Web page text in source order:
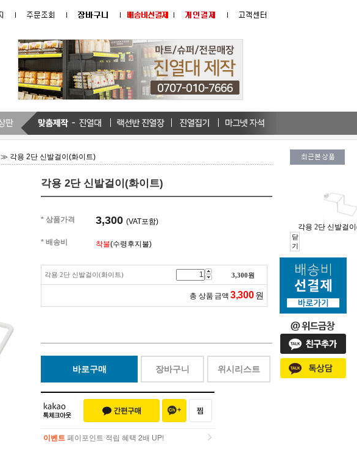
각용 2단 신발걸
닫
기
≫ 각용 2단 신발걸이(화이트)
각용 2단 신발걸이(화이트)
* 상품가격 3,300 (VAT포함)
* 배송비 착불(수령후지불)
각용 2단 신발걸이(화이트) 3,300원
총 상품 금액 3,300 원
바로구매 장바구니 위시리스트
이벤트 페이포인트 적립 혜택 2배 UP!